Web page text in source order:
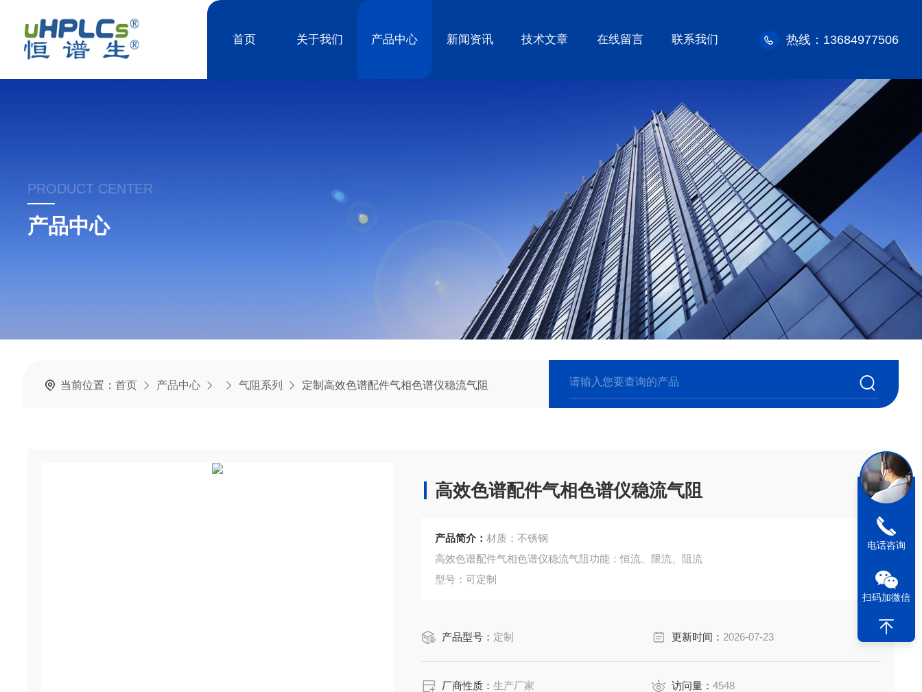
首页 关于我们 产品中心 新闻资讯 技术文章 在线留言 联系我们 热线：13684977506
PRODUCT CENTER
产品中心
当前位置： 首页 产品中心 气阻系列 定制高效色谱配件气相色谱仪稳流气阻
高效色谱配件气相色谱仪稳流气阻
产品简介：材质：不锈钢
高效色谱配件气相色谱仪稳流气阻功能：恒流、限流、阻流
型号：可定制
产品型号： 定制 更新时间： 2026-07-23
厂商性质：生产厂家 访问量：4548
电话咨询
扫码加微信